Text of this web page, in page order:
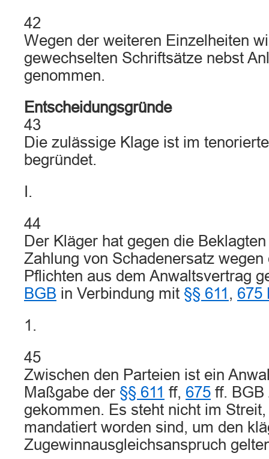
42
Wegen der weiteren Einzelheiten
gewechselten Schriftsätze nebst
genommen.
Entscheidungsgründe
43
Die zulässige Klage ist im
begründet.
I.
44
Der Kläger hat gegen die
Zahlung von Schadenersatz
Pflichten aus dem Anwaltsvertrag
BGB in Verbindung mit §§ 611 , 675
1.
45
Zwischen den Parteien ist ein
Maßgabe der §§ 611 ff, 675 ff. BGB
gekommen. Es steht nicht im
mandatiert worden sind, um den
Zugewinnausgleichsanspruch